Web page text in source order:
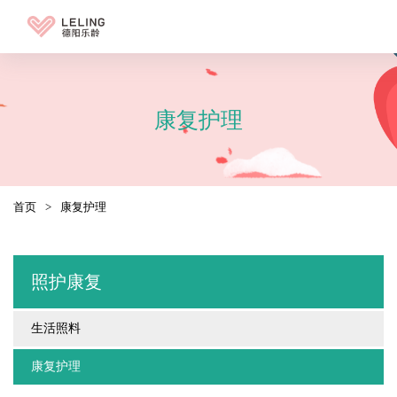
康复护理
首页 > 康复护理
照护康复
生活照料
康复护理